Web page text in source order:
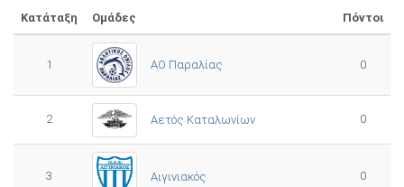
Κατάταξη Ομάδες Πόντοι
1 ΑΟ Παραλίας 0
2 Αετός Καταλωνίων 0
3 Αιγινιακός 0